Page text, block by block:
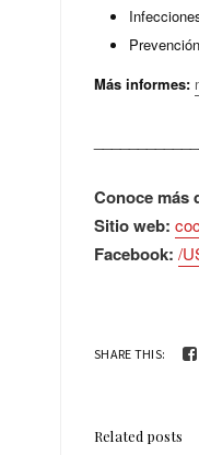
Más informes:
Conoce más
Sitio web:
Facebook: /
SHARE THIS:
Related posts